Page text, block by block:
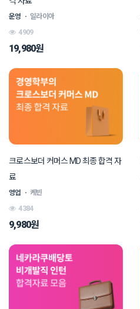
운영 ㆍ 일라이아
4909
19,980원
크로스보더 커머스 MD 최종 합격 자
료
영업 ㆍ 케빈
4384
9,980원